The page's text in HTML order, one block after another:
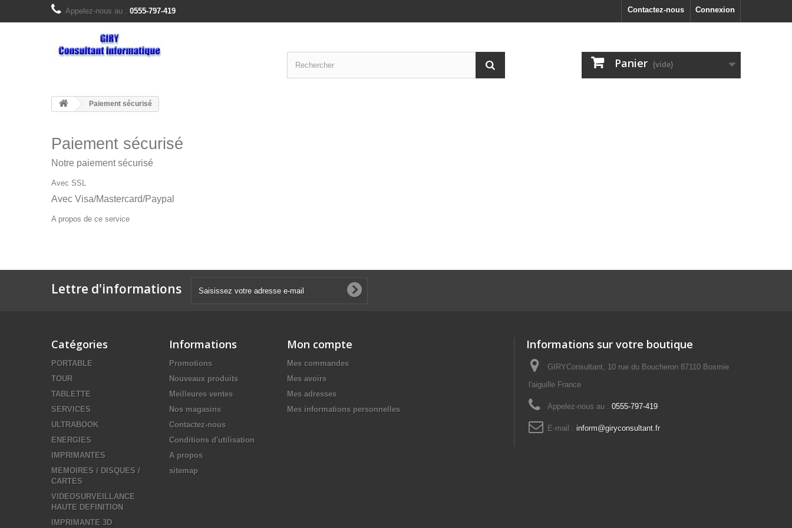
Connexion
Contactez-nous
Appelez-nous au : 0555-797-419
Panier (vide)
Paiement sécurisé
Paiement sécurisé
Notre paiement sécurisé
Avec SSL
Avec Visa/Mastercard/Paypal
A propos de ce service
Lettre d'informations
Catégories
PORTABLE
TOUR
TABLETTE
SERVICES
ULTRABOOK
ENERGIES
IMPRIMANTES
MEMOIRES / DISQUES /
CARTES
VIDEOSURVEILLANCE
HAUTE DEFINITION
IMPRIMANTE 3D
Informations
Promotions
Nouveaux produits
Meilleures ventes
Nos magasins
Contactez-nous
Conditions d'utilisation
A propos
sitemap
Mon compte
Mes commandes
Mes avoirs
Mes adresses
Mes informations personnelles
Informations sur votre boutique
GIRYConsultant, 10 rue du Boucheron 87110 Bosmie
l'aiguille France
Appelez-nous au : 0555-797-419
E-mail : inform@giryconsultant.fr